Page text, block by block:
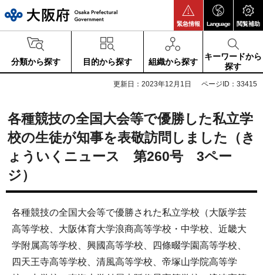
緊急情報 Language 閲覧補助
分類から探す 目的から探す 組織から探す
キーワードから
探す
更新日：2023年12月1日 ページID：33415
各種競技の全国大会等で優勝した私立学
校の生徒が知事を表敬訪問しました（き
ょういくニュース 第260号 3ペー
ジ）
各種競技の全国大会等で優勝された私立学校（大阪学芸
高等学校、大阪体育大学浪商高等学校・中学校、近畿大
学附属高等学校、興國高等学校、四條畷学園高等学校、
四天王寺高等学校、清風高等学校、帝塚山学院高等学